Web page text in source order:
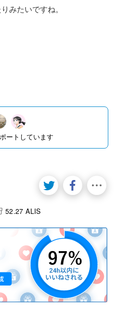
みたいですね。
ートしています
52.27 ALIS